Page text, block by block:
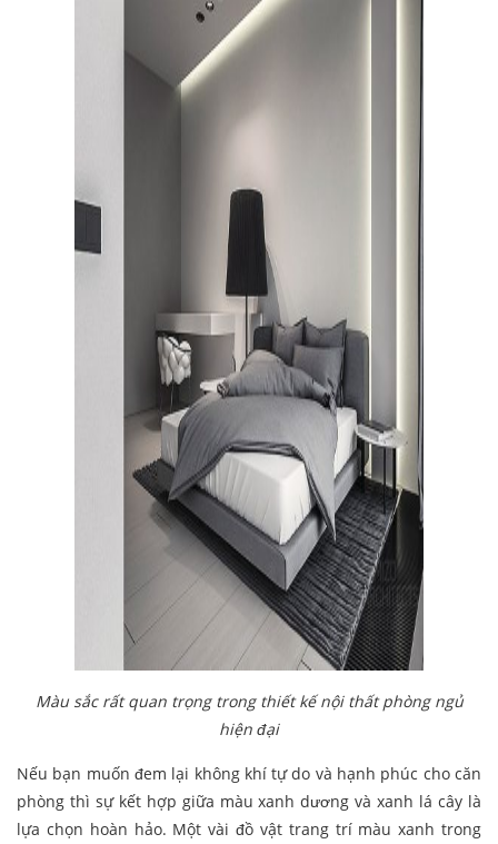
Màu sắc rất quan trọng trong thiết kế nội thất phòng ngủ
hiện đại
Nếu bạn muốn đem lại không khí tự do và hạnh phúc cho căn
phòng thì sự kết hợp giữa màu xanh dương và xanh lá cây là
lựa chọn hoàn hảo. Một vài đồ vật trang trí màu xanh trong